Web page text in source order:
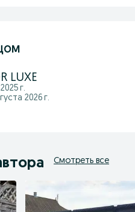
LUXE
г.
2026 г.
Смотреть все